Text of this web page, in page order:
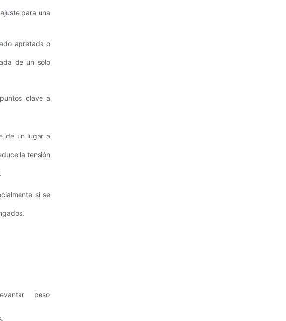
para una
apretada o
de un solo
clave a
de un lugar a
la tensión
si se
peso